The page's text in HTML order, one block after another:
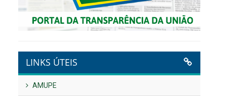
LINKS ÚTEIS
AMUPE